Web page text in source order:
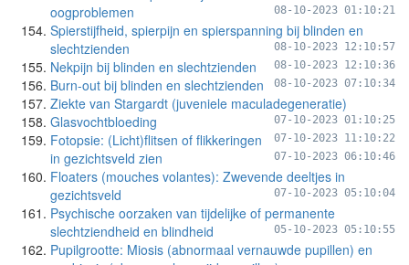
oogproblemen
08-10-2023 01:10:21
Spierstijfheid, spierpijn en spierspanning bij blinden en
slechtzienden
08-10-2023 12:10:57
Nekpijn bij blinden en slechtzienden 08-10-2023 12:10:36
Burn-out bij blinden en slechtzienden 08-10-2023 07:10:34
Ziekte van Stargardt (juveniele maculadegeneratie)
07-10-2023 01:10:25
Glasvochtbloeding
07-10-2023 11:10:22
Fotopsie: (Licht)flitsen of flikkeringen
in gezichtsveld zien
07-10-2023 06:10:46
Floaters (mouches volantes): Zwevende deeltjes in
gezichtsveld
07-10-2023 05:10:04
Psychische oorzaken van tijdelijke of permanente
slechtziendheid en blindheid
05-10-2023 05:10:55
Pupilgrootte: Miosis (abnormaal vernauwde pupillen) en